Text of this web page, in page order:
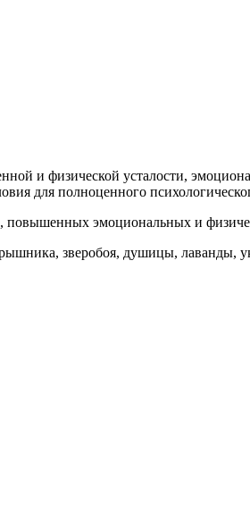
и физической усталости,
для полноценного
эмоциональных и
зверобоя, душицы, лаванды,